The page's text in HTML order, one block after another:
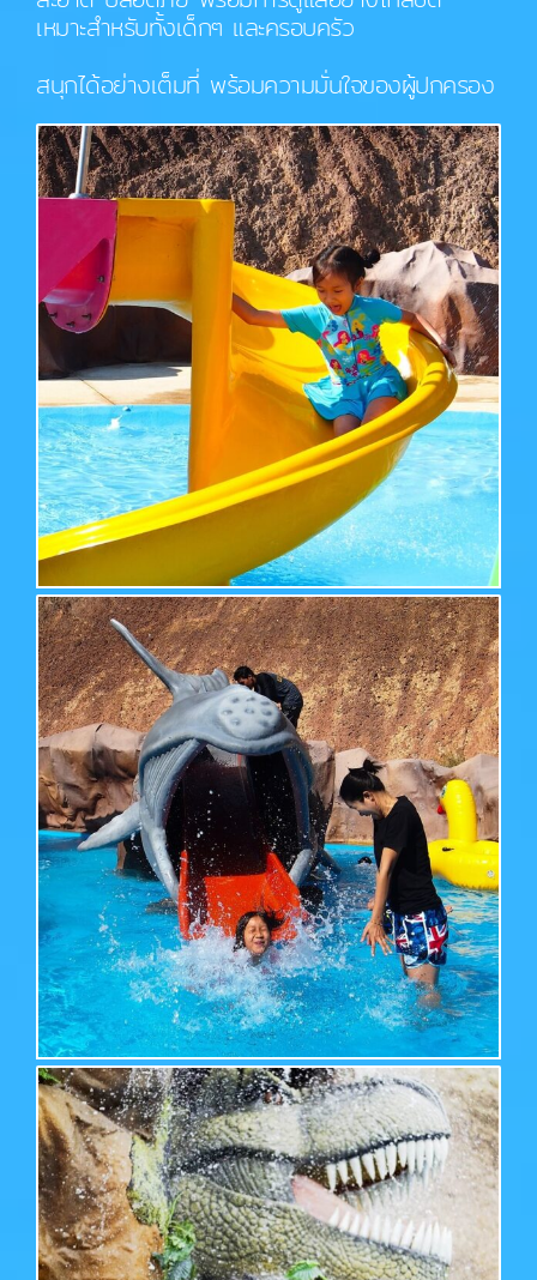
เหมาะสำหรับทั้งเด็กๆ และครอบครัว
สนุกได้อย่างเต็มที่ พร้อมความมั่นใจของผู้ปกครอง